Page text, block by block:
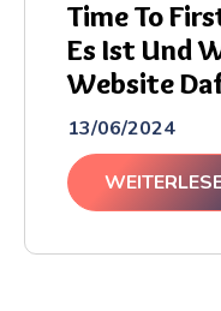
Time To
Es Ist Und
Website
13/06/2024